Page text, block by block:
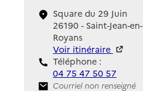
Square du 29 Juin
26190 - Saint-Jean-en-
Royans
Voir itinéraire
Téléphone :
04 75 47 50 57
Contact
Courriel non renseigné